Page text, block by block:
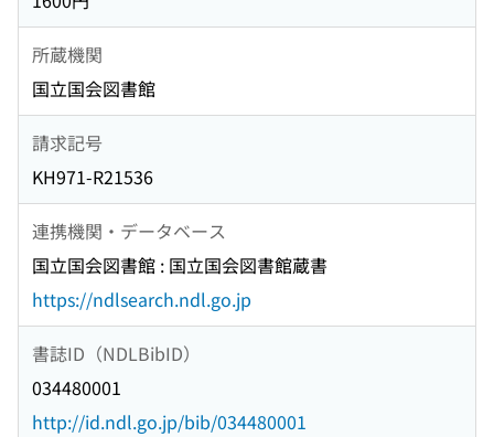
所蔵機関
国立国会図書館
請求記号
KH971-R21536
連携機関・データベース
国立国会図書館 : 国立国会図書館蔵書
https://ndlsearch.ndl.go.jp
書誌ID（NDLBibID）
034480001
http://id.ndl.go.jp/bib/034480001